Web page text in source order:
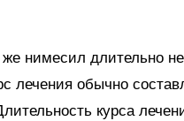
нимесил длительно не
лечения обычно
курса